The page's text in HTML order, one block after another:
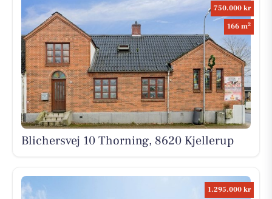
750.000 kr
166 m2
Blichersvej 10 Thorning, 8620 Kjellerup
1.295.000 kr